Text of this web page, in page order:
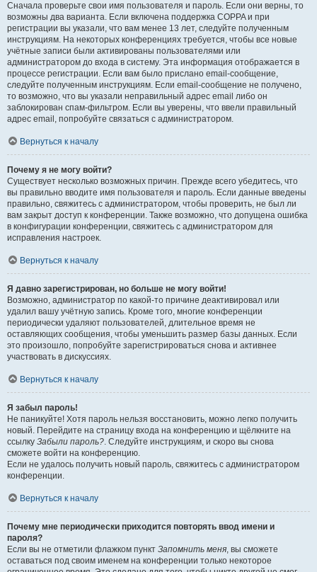
Сначала проверьте свои имя пользователя и пароль. Если они верны, то
возможны два варианта. Если включена поддержка COPPA и при
регистрации вы указали, что вам менее 13 лет, следуйте полученным
инструкциям. На некоторых конференциях требуется, чтобы все новые
учётные записи были активированы пользователями или
администратором до входа в систему. Эта информация отображается в
процессе регистрации. Если вам было прислано email-сообщение,
следуйте полученным инструкциям. Если email-сообщение не получено,
то возможно, что вы указали неправильный адрес email либо он
заблокирован спам-фильтром. Если вы уверены, что ввели правильный
адрес email, попробуйте связаться с администратором.
Вернуться к началу
Почему я не могу войти?
Существует несколько возможных причин. Прежде всего убедитесь, что
вы правильно вводите имя пользователя и пароль. Если данные введены
правильно, свяжитесь с администратором, чтобы проверить, не был ли
вам закрыт доступ к конференции. Также возможно, что допущена ошибка
в конфигурации конференции, свяжитесь с администратором для
исправления настроек.
Вернуться к началу
Я давно зарегистрирован, но больше не могу войти!
Возможно, администратор по какой-то причине деактивировал или
удалил вашу учётную запись. Кроме того, многие конференции
периодически удаляют пользователей, длительное время не
оставляющих сообщения, чтобы уменьшить размер базы данных. Если
это произошло, попробуйте зарегистрироваться снова и активнее
участвовать в дискуссиях.
Вернуться к началу
Я забыл пароль!
Не паникуйте! Хотя пароль нельзя восстановить, можно легко получить
новый. Перейдите на страницу входа на конференцию и щёлкните на
ссылку Забыли пароль?. Следуйте инструкциям, и скоро вы снова
сможете войти на конференцию.
Если не удалось получить новый пароль, свяжитесь с администратором
конференции.
Вернуться к началу
Почему мне периодически приходится повторять ввод имени и
пароля?
Если вы не отметили флажком пункт Запомнить меня, вы сможете
оставаться под своим именем на конференции только некоторое